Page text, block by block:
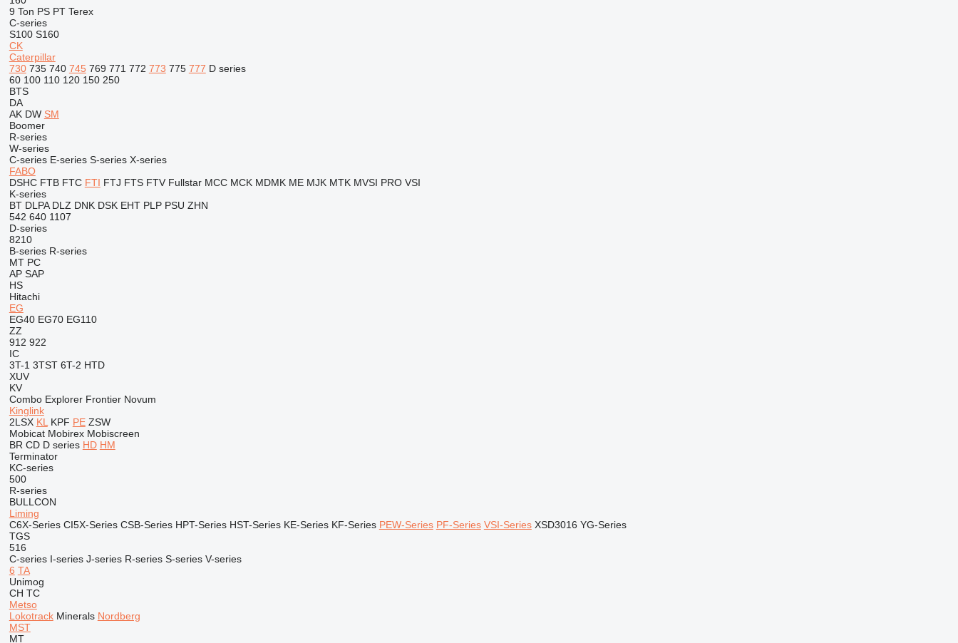
9 Ton PS PT Terex
C-series
S100 S160
CK
Caterpillar
730 735 740 745 769 771 772 773 775 777 D series
60 100 110 120 150 250
BTS
DA
AK DW SM
Boomer
R-series
W-series
C-series E-series S-series X-series
FABO
DSHC FTB FTC FTI FTJ FTS FTV Fullstar MCC MCK MDMK ME MJK MTK MVSI PRO VSI
K-series
BT DLPA DLZ DNK DSK EHT PLP PSU ZHN
542 640 1107
D-series
8210
B-series R-series
MT PC
AP SAP
HS
Hitachi
EG
EG40 EG70 EG110
ZZ
912 922
IC
3T-1 3TST 6T-2 HTD
XUV
KV
Combo Explorer Frontier Novum
Kinglink
2LSX KL KPF PE ZSW
Mobicat Mobirex Mobiscreen
BR CD D series HD HM
Terminator
KC-series
500
R-series
BULLCON
Liming
C6X-Series CI5X-Series CSB-Series HPT-Series HST-Series KE-Series KF-Series PEW-Series PF-Series VSI-Series XSD3016 YG-Series
TGS
516
C-series I-series J-series R-series S-series V-series
6 TA
Unimog
CH TC
Metso
Lokotrack Minerals Nordberg
MST
MT